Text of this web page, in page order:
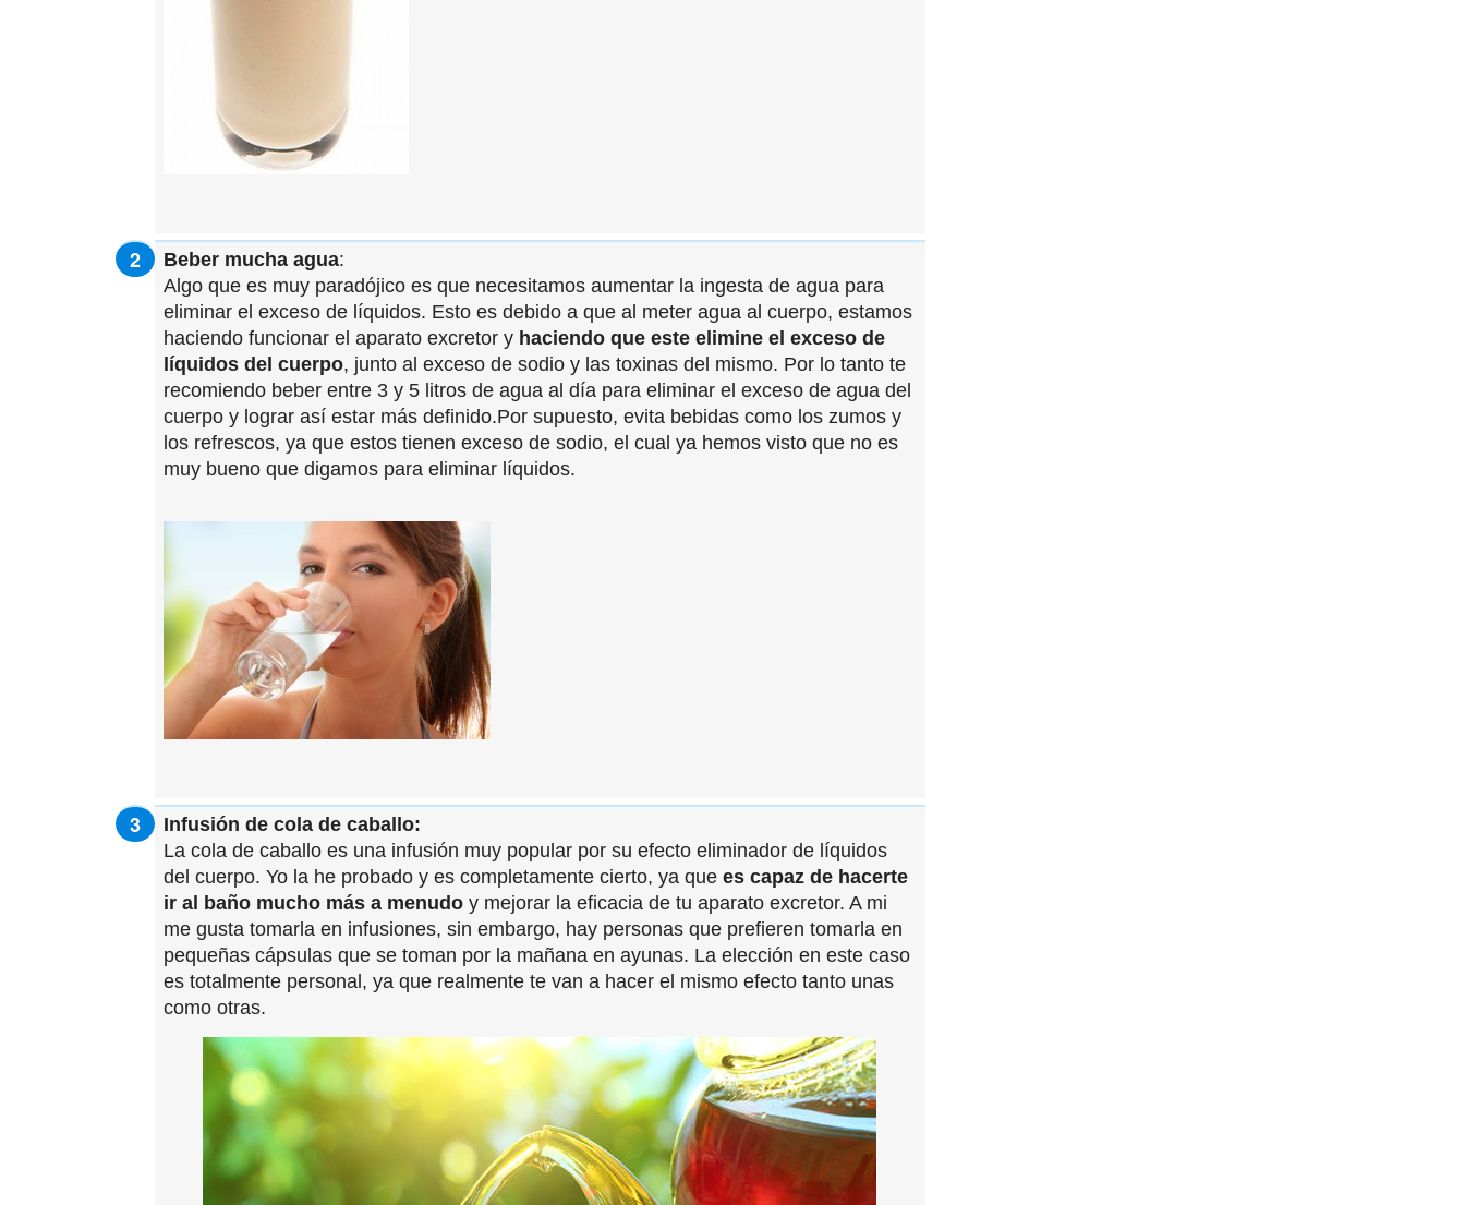
Beber mucha agua:
Algo que es muy paradójico es que necesitamos aumentar la ingesta de agua para
eliminar el exceso de líquidos. Esto es debido a que al meter agua al cuerpo, estamos
haciendo funcionar el aparato excretor y haciendo que este elimine el exceso de
líquidos del cuerpo, junto al exceso de sodio y las toxinas del mismo. Por lo tanto te
recomiendo beber entre 3 y 5 litros de agua al día para eliminar el exceso de agua del
cuerpo y lograr así estar más definido.Por supuesto, evita bebidas como los zumos y
los refrescos, ya que estos tienen exceso de sodio, el cual ya hemos visto que no es
muy bueno que digamos para eliminar líquidos.
Infusión de cola de caballo:
La cola de caballo es una infusión muy popular por su efecto eliminador de líquidos
del cuerpo. Yo la he probado y es completamente cierto, ya que es capaz de hacerte
ir al baño mucho más a menudo y mejorar la eficacia de tu aparato excretor. A mi
me gusta tomarla en infusiones, sin embargo, hay personas que prefieren tomarla en
pequeñas cápsulas que se toman por la mañana en ayunas. La elección en este caso
es totalmente personal, ya que realmente te van a hacer el mismo efecto tanto unas
como otras.